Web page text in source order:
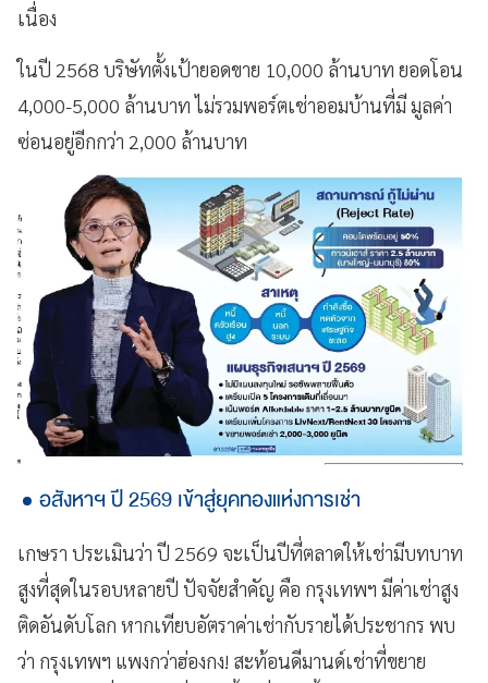
เนื่อง
ในปี 2568 บริษัทตั้งเป้ายอดขาย 10,000 ล้านบาท ยอดโอน
4,000-5,000 ล้านบาท ไม่รวมพอร์ตเช่าออมบ้านที่มี มูลค่า
ซ่อนอยู่อีกกว่า 2,000 ล้านบาท
อสังหาฯ ปี 2569 เข้าสู่ยุคทองแห่งการเช่า
เกษรา ประเมินว่า ปี 2569 จะเป็นปีที่ตลาดให้เช่ามีบทบาท
สูงที่สุดในรอบหลายปี ปัจจัยสำคัญ คือ กรุงเทพฯ มีค่าเช่าสูง
ติดอันดับโลก หากเทียบอัตราค่าเช่ากับรายได้ประชากร พบ
ว่า กรุงเทพฯ แพงกว่าฮ่องกง! สะท้อนดีมานด์เช่าที่ขยาย